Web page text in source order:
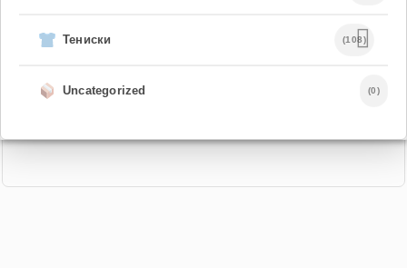
Тениски (108)
Uncategorized (0)